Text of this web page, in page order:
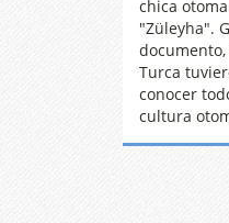
chica
"Züleyha".
documento,
Turca
conocer
cultura